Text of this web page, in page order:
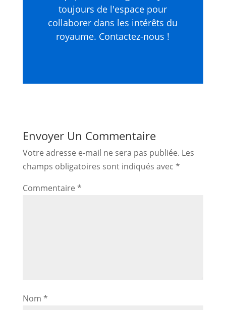
toujours de l'espace pour
collaborer dans les intérêts du
royaume. Contactez-nous !
Envoyer Un Commentaire
Votre adresse e-mail ne sera pas publiée. Les
champs obligatoires sont indiqués avec *
Commentaire *
Nom *